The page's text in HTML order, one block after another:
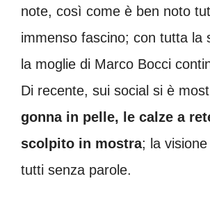
note, così come è ben noto
immenso fascino; con tutta la
la moglie di Marco Bocci
Di recente, sui social si è
gonna in pelle, le calze a
scolpito in mostra; la
tutti senza parole.